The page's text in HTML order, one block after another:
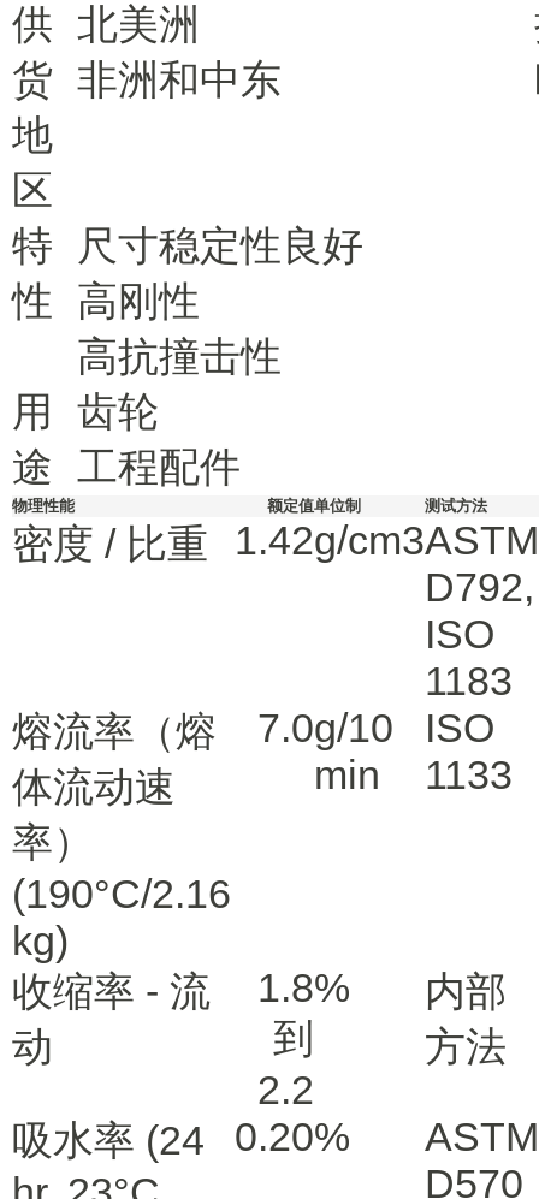
供
货
地
区
北美洲
非洲和中东
特
性
尺寸稳定性良好
高刚性
高抗撞击性
用
途
齿轮
工程配件
物理性能 额定值单位制 测试方法
密度 / 比重 1.42g/cm3ASTM
D792,
ISO
1183
熔流率（熔
体流动速
率）
(190°C/2.16
kg)
7.0g/10
min
ISO
1133
收缩率 - 流
动
1.8
到
2.2
%
内部
方法
吸水率 (24
0.20%
ASTM
D570